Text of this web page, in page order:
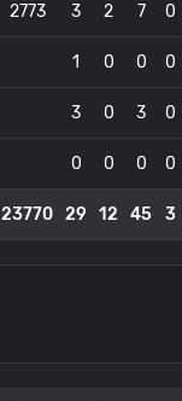
2773 3 2 7 0
1 0 0 0
3 0 3 0
0 0 0 0
23770 29 12 45 3